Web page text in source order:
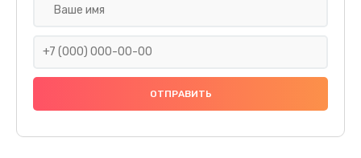
Замена разъёмов (HDMI, DVI, Дисплей порта)
Замена оперативной памяти